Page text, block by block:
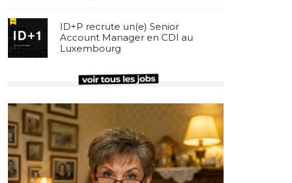
ID+P recrute un(e) Senior
Account Manager en CDI au
Luxembourg